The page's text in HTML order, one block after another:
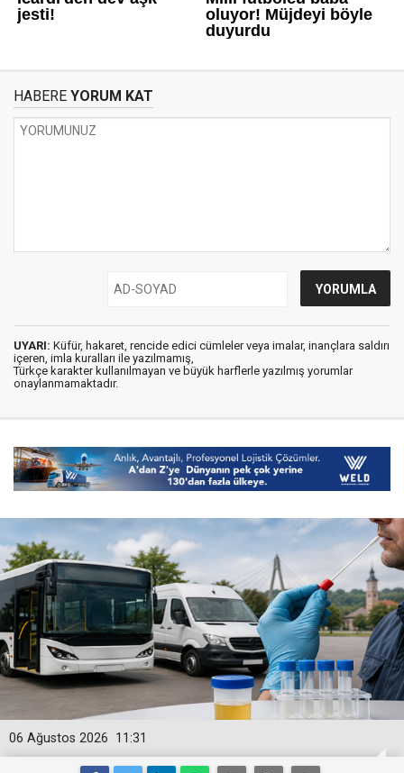
HABERE YORUM KAT
UYARI: Küfür, hakaret, rencide edici cümleler veya imalar, inançlara saldırı
içeren, imla kuralları ile yazılmamış,
Türkçe karakter kullanılmayan ve büyük harflerle yazılmış yorumlar
onaylanmamaktadır.
11:31
06 Ağustos 2026